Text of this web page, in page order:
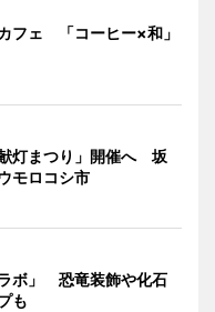
フェ 「コーヒー×和」
灯まつり」開催へ 坂
モロコシ市
ボ」 恐竜装飾や化石
も